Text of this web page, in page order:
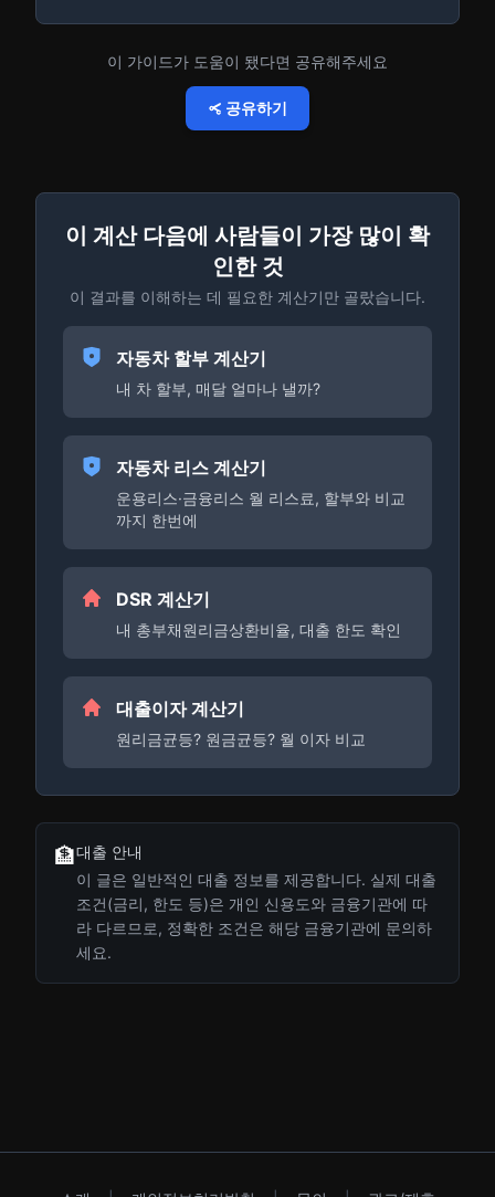
이 가이드가 도움이 됐다면 공유해주세요
공유하기
이 계산 다음에 사람들이 가장 많이 확
인한 것
이 결과를 이해하는 데 필요한 계산기만 골랐습니다.
자동차 할부 계산기
내 차 할부, 매달 얼마나 낼까?
자동차 리스 계산기
운용리스·금융리스 월 리스료, 할부와 비교
까지 한번에
DSR 계산기
내 총부채원리금상환비율, 대출 한도 확인
대출이자 계산기
원리금균등? 원금균등? 월 이자 비교
🏦대출 안내
이 글은 일반적인 대출 정보를 제공합니다. 실제 대출
조건(금리, 한도 등)은 개인 신용도와 금융기관에 따
라 다르므로, 정확한 조건은 해당 금융기관에 문의하
세요.